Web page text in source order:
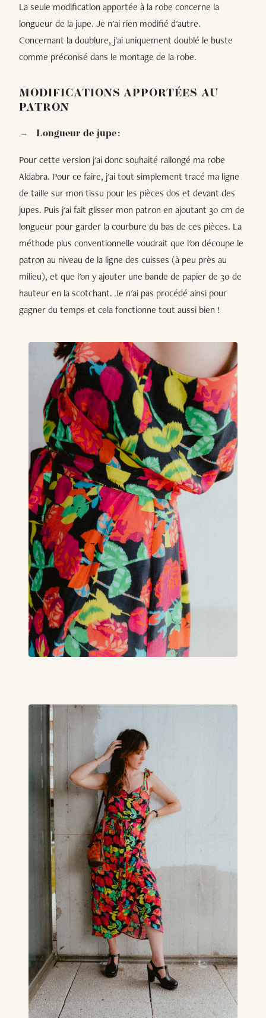
La seule modification apportée à la robe concerne la
longueur de la jupe. Je n'ai rien modifié d'autre.
Concernant la doublure, j'ai uniquement doublé le buste
comme préconisé dans le montage de la robe.
MODIFICATIONS APPORTÉES AU
PATRON
Longueur de jupe :
Pour cette version j'ai donc souhaité rallongé ma robe
Aldabra. Pour ce faire, j'ai tout simplement tracé ma ligne
de taille sur mon tissu pour les pièces dos et devant des
jupes. Puis j'ai fait glisser mon patron en ajoutant 30 cm de
longueur pour garder la courbure du bas de ces pièces. La
méthode plus conventionnelle voudrait que l'on découpe le
patron au niveau de la ligne des cuisses (à peu près au
milieu), et que l'on y ajouter une bande de papier de 30 de
hauteur en la scotchant. Je n'ai pas procédé ainsi pour
gagner du temps et cela fonctionne tout aussi bien !